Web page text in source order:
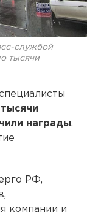
службой
тысячи
награды.
РФ,
компании и